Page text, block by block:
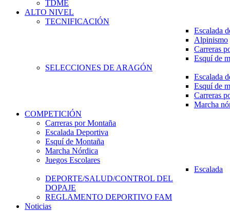
TDME
ALTO NIVEL
TECNIFICACIÓN
Escalada
Alpinismo
Carreras
Esquí de
SELECCIONES DE ARAGÓN
Escalada
Esquí de
Carreras
Marcha
COMPETICIÓN
Carreras por Montaña
Escalada Deportiva
Esquí de Montaña
Marcha Nórdica
Juegos Escolares
Escalada
DEPORTE/SALUD/CONTROL DEL
DOPAJE
REGLAMENTO DEPORTIVO FAM
Noticias